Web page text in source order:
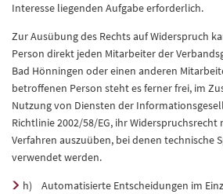
Interesse liegenden Aufgabe erforderlich.
Zur Ausübung des Rechts auf Widerspruch
Person direkt jeden Mitarbeiter der
Bad Hönningen oder einen anderen
betroffenen Person steht es ferner frei, im
Nutzung von Diensten der
Richtlinie 2002/58/EG, ihr
Verfahren auszuüben, bei denen technische
verwendet werden.
h) Automatisierte Entscheidungen im